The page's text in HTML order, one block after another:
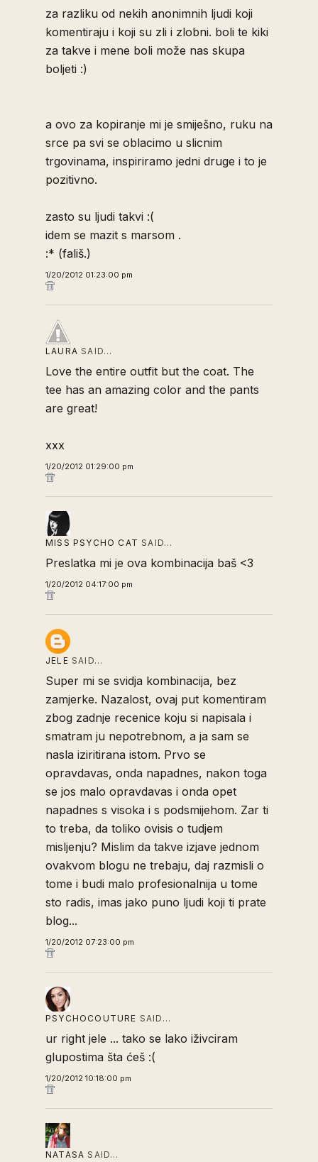
za razliku od nekih anonimnih ljudi koji
komentiraju i koji su zli i zlobni. boli te kiki
za takve i mene boli može nas skupa
boljeti :)
a ovo za kopiranje mi je smiješno, ruku na
srce pa svi se oblacimo u slicnim
trgovinama, inspiriramo jedni druge i to je
pozitivno.
zasto su ljudi takvi :(
idem se mazit s marsom .
:* (fališ.)
1/20/2012 01:23:00 pm
LAURA SAID…
Love the entire outfit but the coat. The
tee has an amazing color and the pants
are great!
xxx
1/20/2012 01:29:00 pm
MISS PSYCHO CAT SAID…
Preslatka mi je ova kombinacija baš <3
1/20/2012 04:17:00 pm
JELE SAID…
Super mi se svidja kombinacija, bez
zamjerke. Nazalost, ovaj put komentiram
zbog zadnje recenice koju si napisala i
smatram ju nepotrebnom, a ja sam se
nasla iziritirana istom. Prvo se
opravdavas, onda napadnes, nakon toga
se jos malo opravdavas i onda opet
napadnes s visoka i s podsmijehom. Zar ti
to treba, da toliko ovisis o tudjem
misljenju? Mislim da takve izjave jednom
ovakvom blogu ne trebaju, daj razmisli o
tome i budi malo profesionalnija u tome
sto radis, imas jako puno ljudi koji ti prate
blog...
1/20/2012 07:23:00 pm
PSYCHOCOUTURE SAID…
ur right jele ... tako se lako iživciram
glupostima šta ćeš :(
1/20/2012 10:18:00 pm
NATASA SAID…